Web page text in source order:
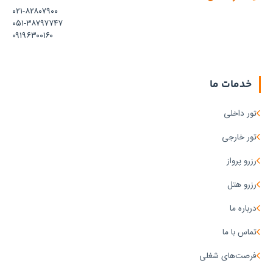
۰۲۱-۸۲۸۰۷۹۰۰
۰۵۱-۳۸۷۹۷۷۴۷
۰۹۱۹۶۳۰۰۱۶۰
خدمات ما
تور داخلی
تور خارجی
رزرو پرواز
رزرو هتل
درباره ما
تماس با ما
فرصت‌های شغلی